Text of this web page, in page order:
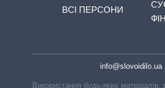
ВСІ ПЕРСОНИ
info@slovoidilo.ua
Використання будь-яких матеріалів,